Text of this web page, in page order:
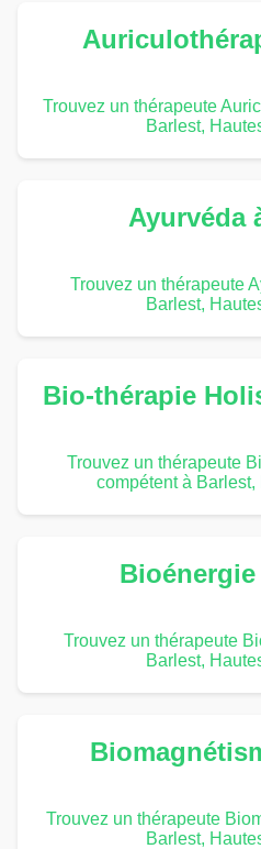
Trouvez un thérapeute
Barlest,
Ayurvéda
Trouvez un thérapeute
Barlest,
Bio-thérapie
Trouvez un thérapeute
compétent à
Trouvez un thérapeute
Barlest,
Trouvez un thérapeute
Barlest,